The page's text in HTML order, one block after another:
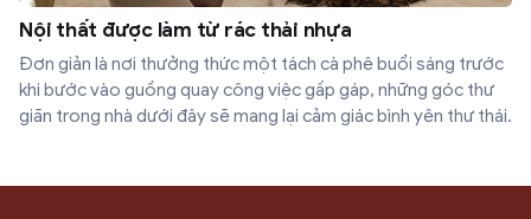
Nội thất được làm từ rác thải nhựa
Đơn giản là nơi thưởng thức một tách cà phê buổi sáng trước
khi bước vào guồng quay công việc gấp gáp, những góc thư
giãn trong nhà dưới đây sẽ mang lại cảm giác bình yên thư thái.